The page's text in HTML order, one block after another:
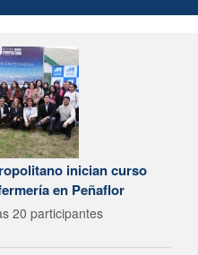
inician curso
en Peñaflor
20 participantes